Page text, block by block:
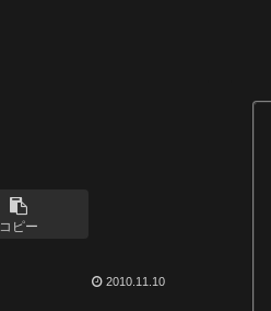
コピー
2010.11.10